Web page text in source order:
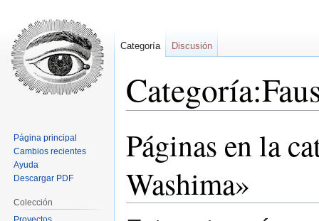
navegación
búsqueda
Páginas en la
Washima»
Categoría Discusión
Página principal
Cambios recientes
Ayuda
Descargar PDF
Colección